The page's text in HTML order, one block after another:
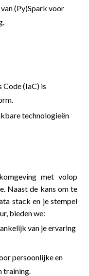
(Py)Spark voor
(IaC) is
technologieën
met volop
Naast de kans om te
stack en je stempel
bieden we:
van je ervaring
persoonlijke en
training.